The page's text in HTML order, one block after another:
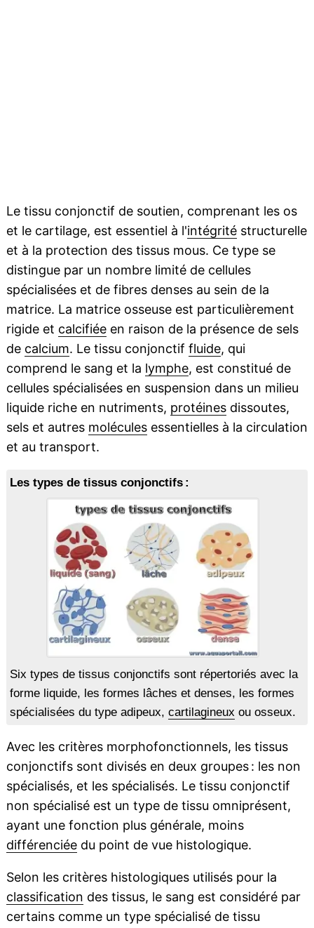
Le tissu conjonctif de soutien, comprenant les os
et le cartilage, est essentiel à l'intégritéstructurelle
et à la protection des tissus mous. Ce type se
distingue par un nombre limité de cellules
spécialisées et de fibres denses au sein de la
matrice. La matrice osseuse est particulièrement
rigide et calcifiéeen raison de la présence de sels
de calcium. Le tissu conjonctif fluide, qui
comprend le sang et la lymphe, est constitué de
cellules spécialisées en suspension dans un milieu
liquide riche en nutriments, protéinesdissoutes,
sels et autres moléculesessentielles à la circulation
et au transport.
Les types de tissus conjonctifs :
Six types de tissus conjonctifs sont répertoriés avec la
forme liquide, les formes lâches et denses, les formes
spécialisées du type adipeux, cartilagineux ou osseux.
Avec les critères morphofonctionnels, les tissus
conjonctifs sont divisés en deux groupes : les non
spécialisés, et les spécialisés. Le tissu conjonctif
non spécialisé est un type de tissu omniprésent,
ayant une fonction plus générale, moins
différenciéedu point de vue histologique.
Selon les critères histologiques utilisés pour la
classification des tissus, le sang est considéré par
certains comme un type spécialisé de tissu